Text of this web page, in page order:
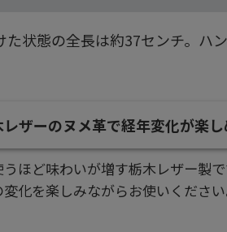
た状態の全長は約37センチ。ハ
ザーのヌメ革で経年変化が楽し
ほど味わいが増す栃木レザー製で
化を楽しみながらお使いください